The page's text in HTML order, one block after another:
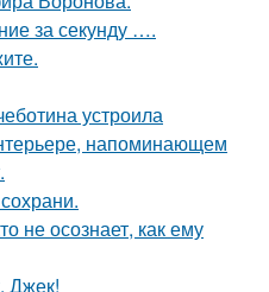
за секунду ….
устроила
напоминающем
не осознает, как ему
Джек!